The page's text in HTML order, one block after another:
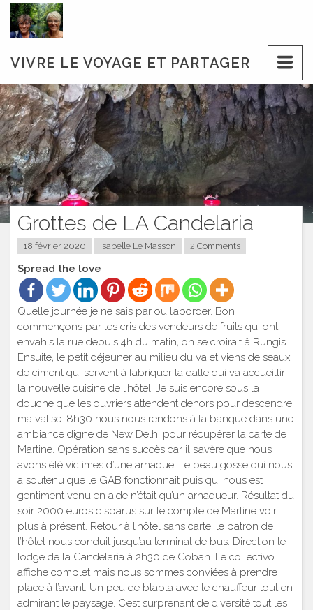
Skip
content
VIVRE LE VOYAGE ET PARTAGER
Grottes de LA Candelaria
18 février 2020 Isabelle Le Masson 2 Comments
Spread the love
Quelle journée je ne sais par ou l’aborder. Bon
commençons par les cris des vendeurs de fruits qui ont
envahis la rue depuis 4h du matin, on se croirait â Rungis.
Ensuite, le petit déjeuner au milieu du va et viens de seaux
de ciment qui servent à fabriquer la dalle qui va accueillir
la nouvelle cuisine de l’hôtel. Je suis encore sous la
douche que les ouvriers attendent dehors pour descendre
ma valise. 8h30 nous nous rendons à la banque dans une
ambiance digne de New Delhi pour récupérer la carte de
Martine. Opération sans succès car il s’avère que nous
avons été victimes d’une arnaque. Le beau gosse qui nous
a soutenu que le GAB fonctionnait puis qui nous est
gentiment venu en aide n’était qu’un arnaqueur. Résultat du
soir 2000 euros disparus sur le compte de Martine voir
plus à présent. Retour à l’hôtel sans carte, le patron de
l’hôtel nous conduit jusqu’au terminal de bus. Direction le
lodge de la Candelaria à 2h30 de Coban. Le collectivo
affiche complet mais nous sommes conviées à prendre
place à l’avant. Un peu de blabla avec le chauffeur tout en
admirant le paysage. C’est surprenant de diversité tout les